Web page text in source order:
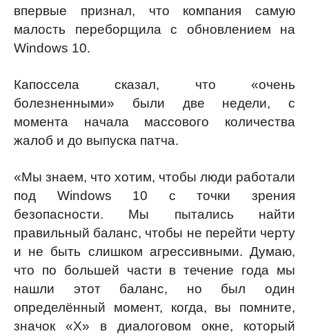
впервые признал, что компания самую
малость переборщила с обновлением на
Windows 10.
Капоссела сказал, что «очень
болезненными» были две недели, с
момента начала массового количества
жалоб и до выпуска патча.
«Мы знаем, что хотим, чтобы люди работали
под Windows 10 с точки зрения
безопасности. Мы пытались найти
правильный баланс, чтобы не перейти черту
и не быть слишком агрессивными. Думаю,
что по большей части в течение года мы
нашли этот баланс, но был один
определённый момент, когда, вы помните,
значок «Х» в диалоговом окне, который